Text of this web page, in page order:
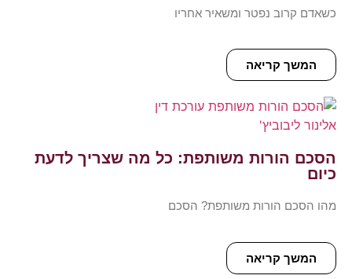
כשאדם קרוב נפטר ומשאיר אחריו
המשך קריאה
הסכם הורות משותפת: כל מה שצריך לדעת
כיום
מהו הסכם הורות משותפת? הסכם
המשך קריאה